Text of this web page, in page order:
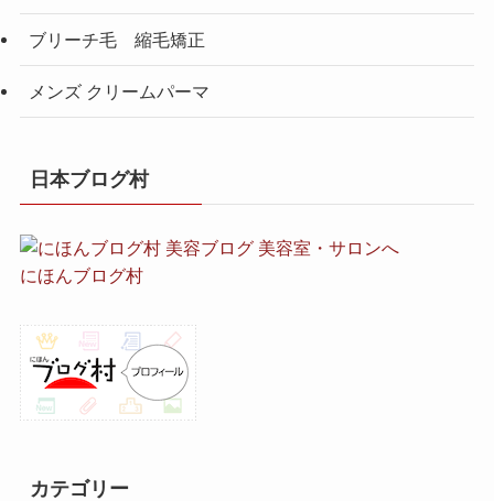
ブリーチ毛 縮毛矯正
メンズ クリームパーマ
日本ブログ村
にほんブログ村
カテゴリー